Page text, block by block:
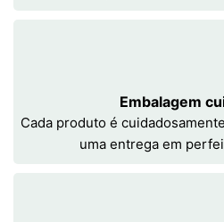
Embalagem
Cada produto é
uma entrega em